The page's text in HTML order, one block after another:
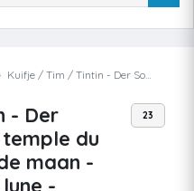
Kuifje / Tim / Tintin - Der Sonnentempel - Le temple du soleil - Mannen op de maan - On a marché sur la lune - Viewmaster - Jaren '60
- Der
du
maan -
-
23